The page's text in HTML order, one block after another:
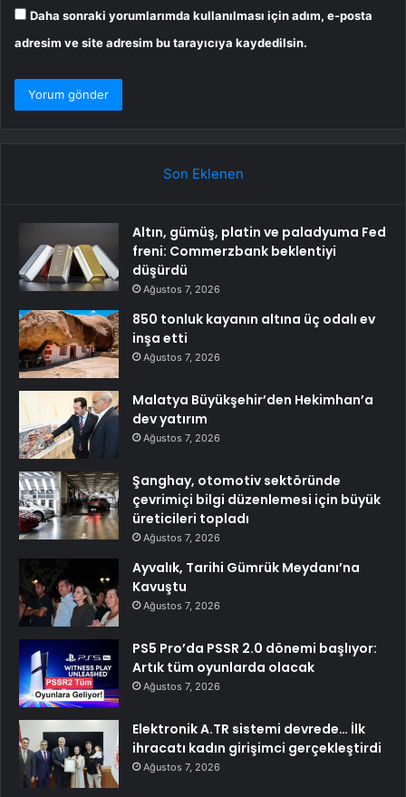
Daha sonraki yorumlarımda kullanılması için adım, e-posta
adresim ve site adresim bu tarayıcıya kaydedilsin.
Son Eklenen
Altın, gümüş, platin ve paladyuma Fed
freni: Commerzbank beklentiyi
düşürdü
Ağustos 7, 2026
850 tonluk kayanın altına üç odalı ev
inşa etti
Ağustos 7, 2026
Malatya Büyükşehir’den Hekimhan’a
dev yatırım
Ağustos 7, 2026
Şanghay, otomotiv sektöründe
çevrimiçi bilgi düzenlemesi için büyük
üreticileri topladı
Ağustos 7, 2026
Ayvalık, Tarihi Gümrük Meydanı’na
Kavuştu
Ağustos 7, 2026
PS5 Pro’da PSSR 2.0 dönemi başlıyor:
Artık tüm oyunlarda olacak
Ağustos 7, 2026
Elektronik A.TR sistemi devrede… İlk
ihracatı kadın girişimci gerçekleştirdi
Ağustos 7, 2026